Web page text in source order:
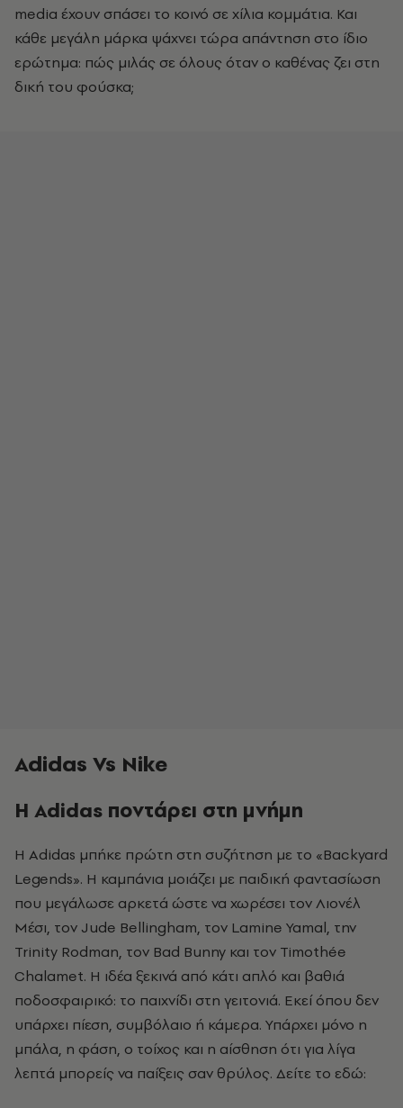
media έχουν σπάσει το κοινό σε χίλια κομμάτια. Και
κάθε μεγάλη μάρκα ψάχνει τώρα απάντηση στο ίδιο
ερώτημα: πώς μιλάς σε όλους όταν ο καθένας ζει στη
δική του φούσκα;
Adidas Vs Nike
Η Adidas ποντάρει στη μνήμη
Η Adidas μπήκε πρώτη στη συζήτηση με το «Backyard
Legends». Η καμπάνια μοιάζει με παιδική φαντασίωση
που μεγάλωσε αρκετά ώστε να χωρέσει τον Λιονέλ
Μέσι, τον Jude Bellingham, τον Lamine Yamal, την
Trinity Rodman, τον Bad Bunny και τον Timothée
Chalamet. Η ιδέα ξεκινά από κάτι απλό και βαθιά
ποδοσφαιρικό: το παιχνίδι στη γειτονιά. Εκεί όπου δεν
υπάρχει πίεση, συμβόλαιο ή κάμερα. Υπάρχει μόνο η
μπάλα, η φάση, ο τοίχος και η αίσθηση ότι για λίγα
λεπτά μπορείς να παίξεις σαν θρύλος. Δείτε το εδώ: